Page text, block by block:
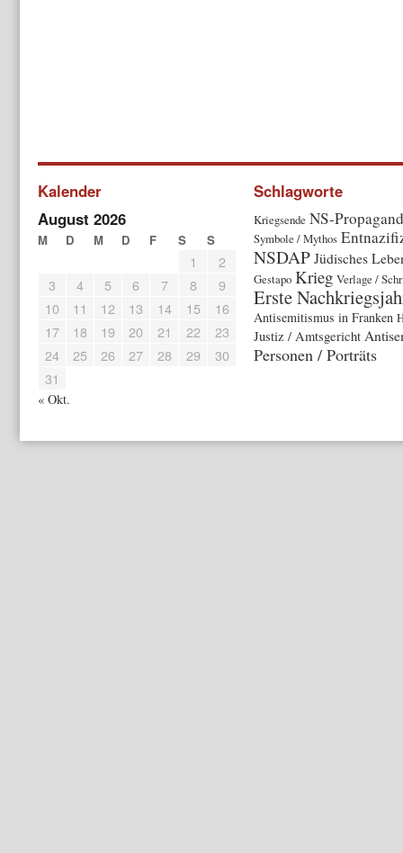
Kalender
August 2026
M D M D F S S
1
2
3
4 5 6 7 8
9
10
11 12 13 14 15
16
17
18 19 20 21 22
23
24
25 26 27 28 29
30
31
« Okt.
Schlagworte
Kriegsende NS-
Symbole / Mythos
NSDAPJüdisches
Gestapo Krieg Verlage /
Erste
Antisemitismus in Franken
Justiz / Amtsgericht
Personen / Porträts